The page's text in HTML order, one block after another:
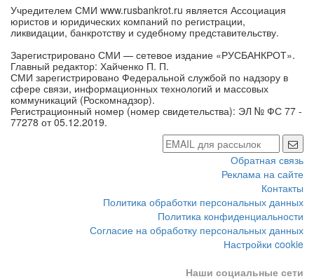
Учредителем СМИ www.rusbankrot.ru является Ассоциация
юристов и юридических компаний по регистрации,
ликвидации, банкротству и судебному представительству.
Зарегистрировано СМИ — сетевое издание «РУСБАНКРОТ».
Главный редактор: Хайченко П. П.
СМИ зарегистрировано Федеральной службой по надзору в
сфере связи, информационных технологий и массовых
коммуникаций (Роскомнадзор).
Регистрационный номер (номер свидетельства): ЭЛ № ФС 77 -
77278 от 05.12.2019.
Обратная связь
Реклама на сайте
Контакты
Политика обработки персональных данных
Политика конфиденциальности
Согласие на обработку персональных данных
Настройки cookie
Наши социальные сети